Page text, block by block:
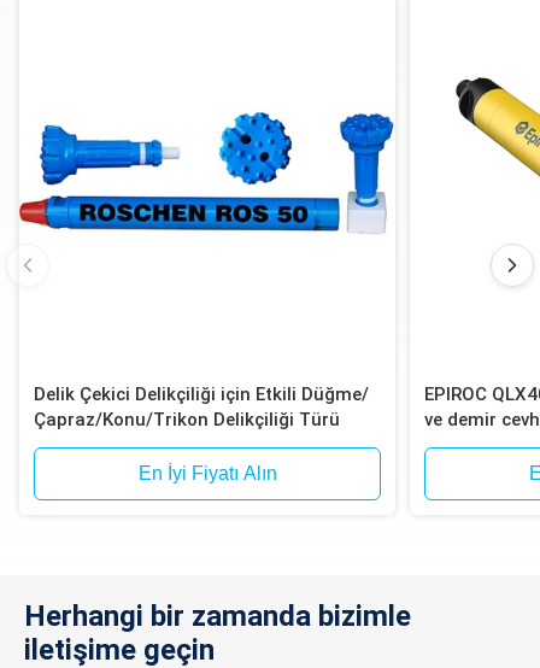
Delik Çekici Delikçiliği için Etkili Düğme/
Çapraz/Konu/Trikon Delikçiliği Türü
En İyi Fiyatı Alın
EPIROC
ve demir
için 12 şeritli
Herhangi bir zamanda bizimle
iletişime geçin